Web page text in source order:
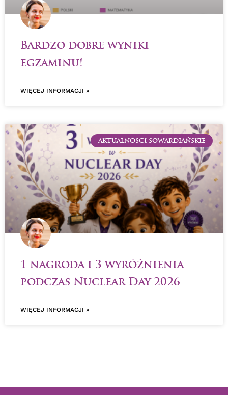
Bardzo dobre wyniki
egzaminu!
WIĘCEJ INFORMACJI »
AKTUALNOŚCI SOWARDIAŃSKIE
1 nagroda i 3 wyróżnienia
podczas Nuclear Day 2026
WIĘCEJ INFORMACJI »